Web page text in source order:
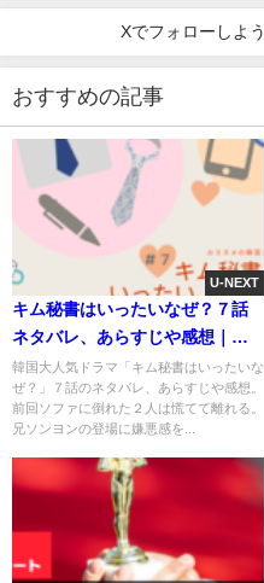
Xでフォローしよう
おすすめの記事
U-NEXT
キム秘書はいったいなぜ？７話
ネタバレ、あらすじや感想｜所
有欲？必要な人？揺れるミソの
心
韓国大人気ドラマ「キム秘書はいったいな
ぜ？」７話のネタバレ、あらすじや感想。
前回ソファに倒れた２人は慌てて離れる。
兄ソンヨンの登場に嫌悪感を...